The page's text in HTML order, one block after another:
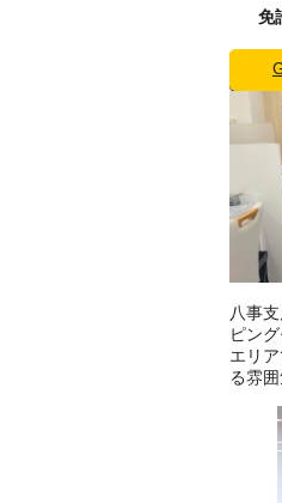
免
八事
ピン
エリ
る雰